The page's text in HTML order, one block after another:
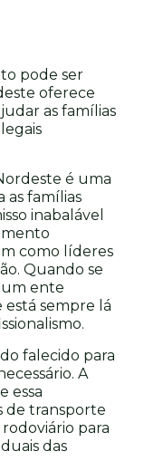
pode ser
oferece
as famílias
é uma
as famílias
inabalável
como líderes
Quando se
ente
sempre lá
falecido para
A
essa
de transporte
para
das